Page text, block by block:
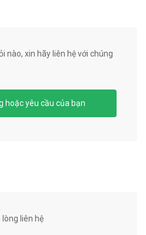
nào, xin hãy liên hệ với chúng
hoặc yêu cầu của bạn
liên hệ